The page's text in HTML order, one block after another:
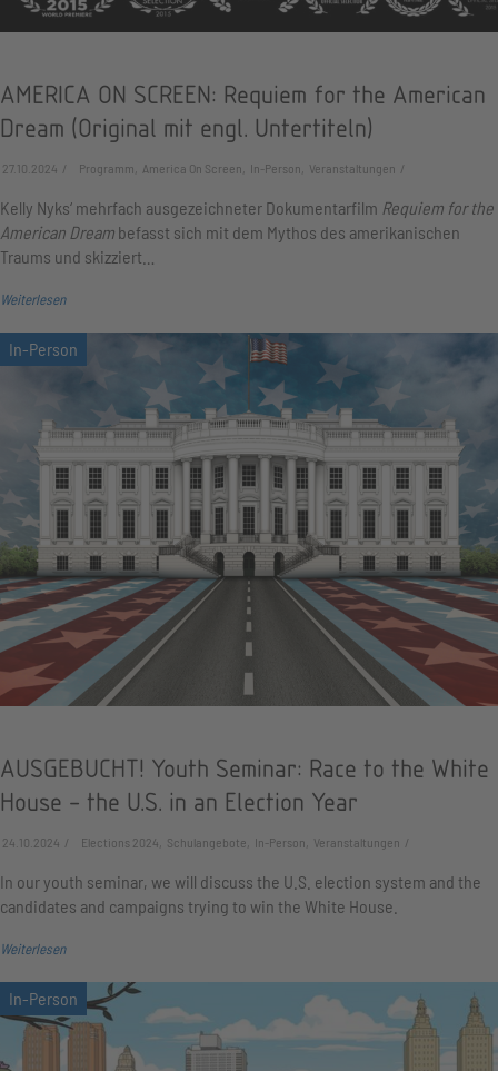
AMERICA ON SCREEN: Requiem for the American
Dream (Original mit engl. Untertiteln)
27.10.2024 Programm, America On Screen, In-Person, Veranstaltungen
Kelly Nyks‘ mehrfach ausgezeichneter Dokumentarfilm Requiem for the
American Dream befasst sich mit dem Mythos des amerikanischen
Traums und skizziert…
Weiterlesen
AUSGEBUCHT! Youth Seminar: Race to the White
House - the U.S. in an Election Year
24.10.2024 Elections 2024, Schulangebote, In-Person, Veranstaltungen
In our youth seminar, we will discuss the U.S. election system and the
candidates and campaigns trying to win the White House.
Weiterlesen